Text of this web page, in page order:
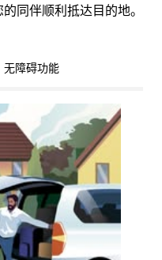
同伴顺利抵达目的地。
无障碍功能